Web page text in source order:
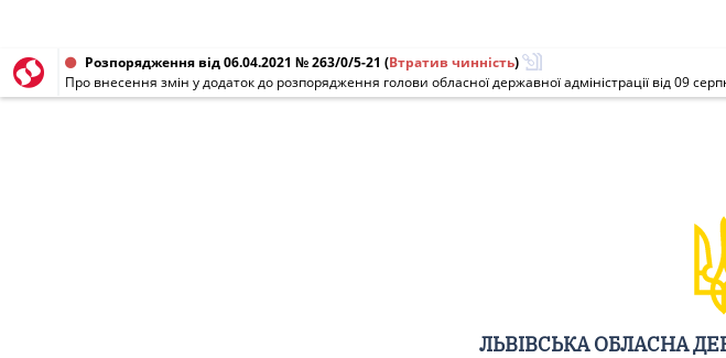
Розпорядження від 06.04.2021 № 263/0/5-21 (Втратив чинність)
ЛЬВІВСЬКА ОБЛАСНА